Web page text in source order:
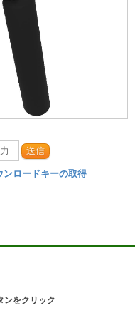
送信
ンロードキーの取得
ンをクリック